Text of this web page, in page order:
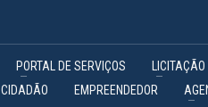
PORTAL DE SERVIÇOS LICITAÇÃO
CIDADÃO EMPREENDEDOR